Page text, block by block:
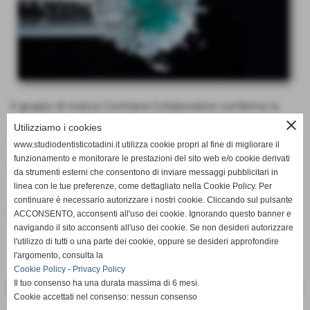
Il gruppo di ricerca Cochrane Collaboration conferma la
superiorità della tecnologia ad azione oscillante-rotante
CLICCAQUI
Fonte:Ansa
<< PRECEDENTE
close
Utilizziamo i cookies
www.studiodentisticotadini.it utilizza cookie propri al fine di migliorare il
funzionamento e monitorare le prestazioni del sito web e/o cookie derivati
da strumenti esterni che consentono di inviare messaggi pubblicitari in
linea con le tue preferenze, come dettagliato nella Cookie Policy. Per
continuare è necessario autorizzare i nostri cookie. Cliccando sul pulsante
ACCONSENTO, acconsenti all'uso dei cookie. Ignorando questo banner e
navigando il sito acconsenti all'uso dei cookie. Se non desideri autorizzare
l'utilizzo di tutti o una parte dei cookie, oppure se desideri approfondire
l'argomento, consulta la
Cookie Policy - Privacy Policy
Il tuo consenso ha una durata massima di 6 mesi.
Cookie accettati nel consenso: nessun consenso